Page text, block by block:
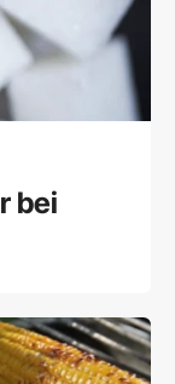
bei